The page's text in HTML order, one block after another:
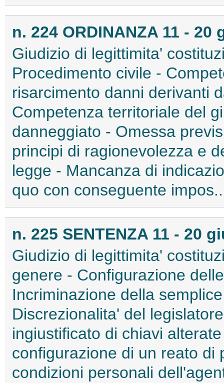
n. 224 ORDINANZA 11 - 20
Giudizio di legittimita'
Procedimento civile -
risarcimento danni derivanti
Competenza territoriale del
danneggiato - Omessa
principi di ragionevolezza e
legge - Mancanza di
quo con conseguente
n. 225 SENTENZA 11 - 20
Giudizio di legittimita'
genere - Configurazione
Incriminazione della
Discrezionalita' del
ingiustificato di chiavi
configurazione di un reato di
condizioni personali